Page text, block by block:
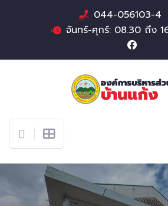
044-056103-4
จันทร์-ศุกร์: 08.30 ถึง